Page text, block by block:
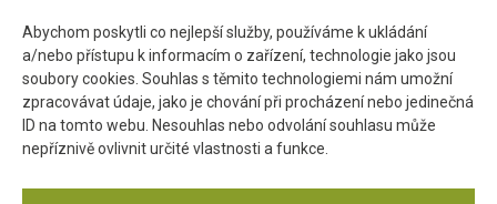
Abychom poskytli co nejlepší služby, používáme k ukládání
a/nebo přístupu k informacím o zařízení, technologie jako jsou
soubory cookies. Souhlas s těmito technologiemi nám umožní
zpracovávat údaje, jako je chování při procházení nebo jedinečná
ID na tomto webu. Nesouhlas nebo odvolání souhlasu může
nepříznivě ovlivnit určité vlastnosti a funkce.